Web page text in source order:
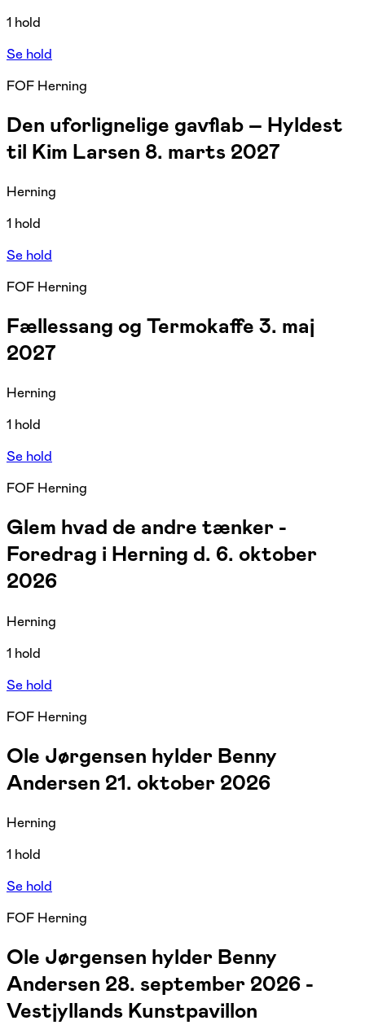
1 hold
Se hold
FOF Herning
Den uforlignelige gavflab – Hyldest
til Kim Larsen 8. marts 2027
Herning
1 hold
Se hold
FOF Herning
Fællessang og Termokaffe 3. maj
2027
Herning
1 hold
Se hold
FOF Herning
Glem hvad de andre tænker -
Foredrag i Herning d. 6. oktober
2026
Herning
1 hold
Se hold
FOF Herning
Ole Jørgensen hylder Benny
Andersen 21. oktober 2026
Herning
1 hold
Se hold
FOF Herning
Ole Jørgensen hylder Benny
Andersen 28. september 2026 -
Vestjyllands Kunstpavillon